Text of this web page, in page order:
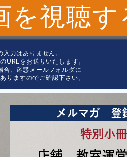
を視聴す
入力はありません。
URLをお送りいたします。
合、迷惑メールフォルダに
りますのでご確認下さい。